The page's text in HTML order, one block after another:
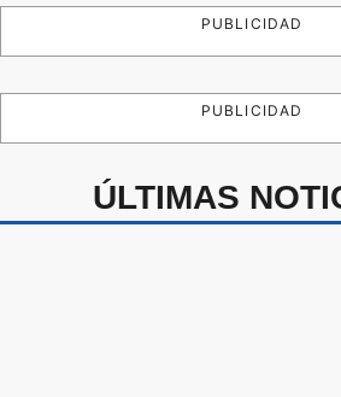
PUBLICIDAD
PUBLICIDAD
ÚLTIMAS